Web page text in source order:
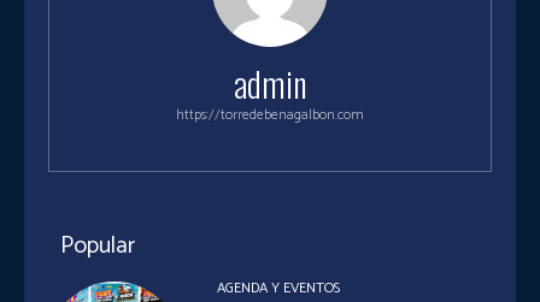
admin
https://torredebenagalbon.com
Popular
AGENDA Y EVENTOS